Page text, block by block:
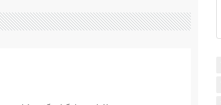
động thiết thực, góp phần bảo vệ